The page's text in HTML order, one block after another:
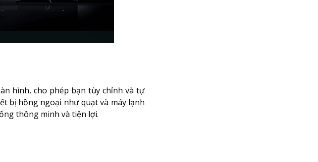
hình, cho phép bạn tùy chỉnh và tự
bị hồng ngoại như quạt và máy lạnh
thông minh và tiện lợi.